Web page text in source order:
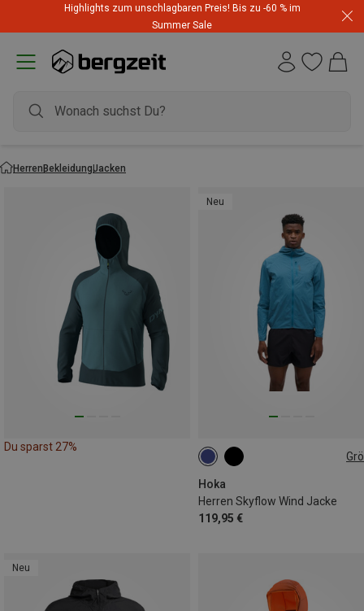
Highlights zum unschlagbaren Preis! Bis zu -60 % im
Summer Sale
HerrenBekleidungJacken
Du sparst 27%
Neu
Hoka
Herren Skyflow Wind Jacke
119,95 €
S M
Neu